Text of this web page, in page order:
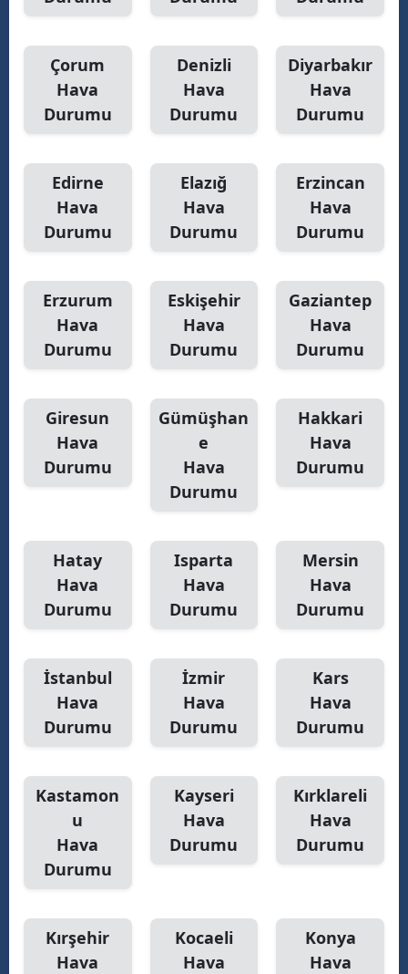
Çorum
Hava
Durumu
Denizli
Hava
Durumu
Diyarbakır
Hava
Durumu
Edirne
Hava
Durumu
Elazığ
Hava
Durumu
Erzincan
Hava
Durumu
Erzurum
Hava
Durumu
Eskişehir
Hava
Durumu
Gaziantep
Hava
Durumu
Giresun
Hava
Durumu
Gümüşhan
e
Hava
Durumu
Hakkari
Hava
Durumu
Hatay
Hava
Durumu
Isparta
Hava
Durumu
Mersin
Hava
Durumu
İstanbul
Hava
Durumu
İzmir
Hava
Durumu
Kars
Hava
Durumu
Kastamon
u
Hava
Durumu
Kayseri
Hava
Durumu
Kırklareli
Hava
Durumu
Kırşehir
Hava
Kocaeli
Hava
Konya
Hava